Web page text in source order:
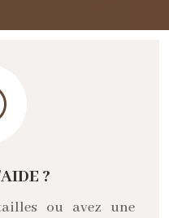
?
ou avez une